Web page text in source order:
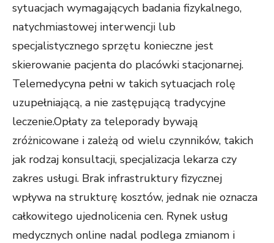
sytuacjach wymagających badania fizykalnego,
natychmiastowej interwencji lub
specjalistycznego sprzętu konieczne jest
skierowanie pacjenta do placówki stacjonarnej.
Telemedycyna pełni w takich sytuacjach rolę
uzupełniającą, a nie zastępującą tradycyjne
leczenie.Opłaty za teleporady bywają
zróżnicowane i zależą od wielu czynników, takich
jak rodzaj konsultacji, specjalizacja lekarza czy
zakres usługi. Brak infrastruktury fizycznej
wpływa na strukturę kosztów, jednak nie oznacza
całkowitego ujednolicenia cen. Rynek usług
medycznych online nadal podlega zmianom i